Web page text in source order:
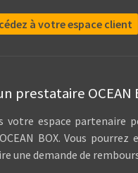
à votre espace client
prestataire OCEAN
votre espace partenaire
BOX. Vous pourrez
une demande de